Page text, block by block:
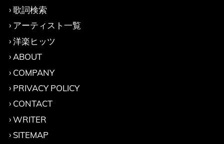
歌詞検索
アーティスト一覧
洋楽ヒッツ
ABOUT
COMPANY
PRIVACY POLICY
CONTACT
WRITER
SITEMAP